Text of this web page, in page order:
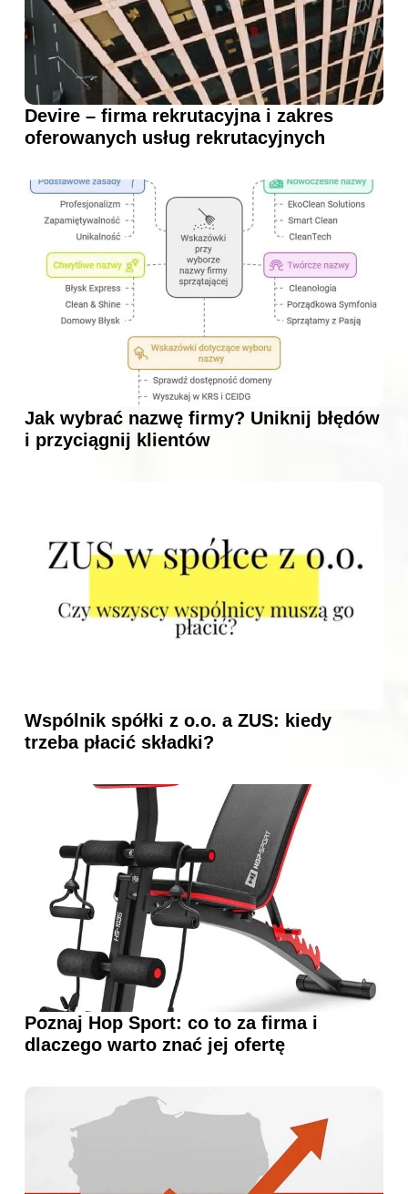
Devire – firma rekrutacyjna i zakres
oferowanych usług rekrutacyjnych
Jak wybrać nazwę firmy? Uniknij błędów
i przyciągnij klientów
Wspólnik spółki z o.o. a ZUS: kiedy
trzeba płacić składki?
Poznaj Hop Sport: co to za firma i
dlaczego warto znać jej ofertę